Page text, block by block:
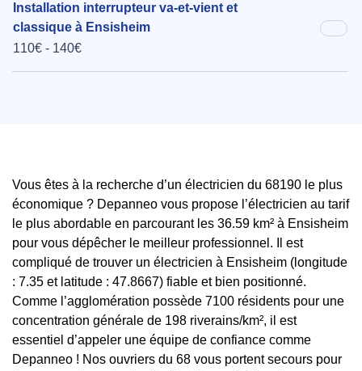
Installation interrupteur va-et-vient et
classique à Ensisheim
110€ - 140€
Vous êtes à la recherche d’un électricien du 68190 le plus
économique ? Depanneo vous propose l’électricien au tarif
le plus abordable en parcourant les 36.59 km² à Ensisheim
pour vous dépêcher le meilleur professionnel. Il est
compliqué de trouver un électricien à Ensisheim (longitude
: 7.35 et latitude : 47.8667) fiable et bien positionné.
Comme l’agglomération possède 7100 résidents pour une
concentration générale de 198 riverains/km², il est
essentiel d’appeler une équipe de confiance comme
Depanneo ! Nos ouvriers du 68 vous portent secours pour